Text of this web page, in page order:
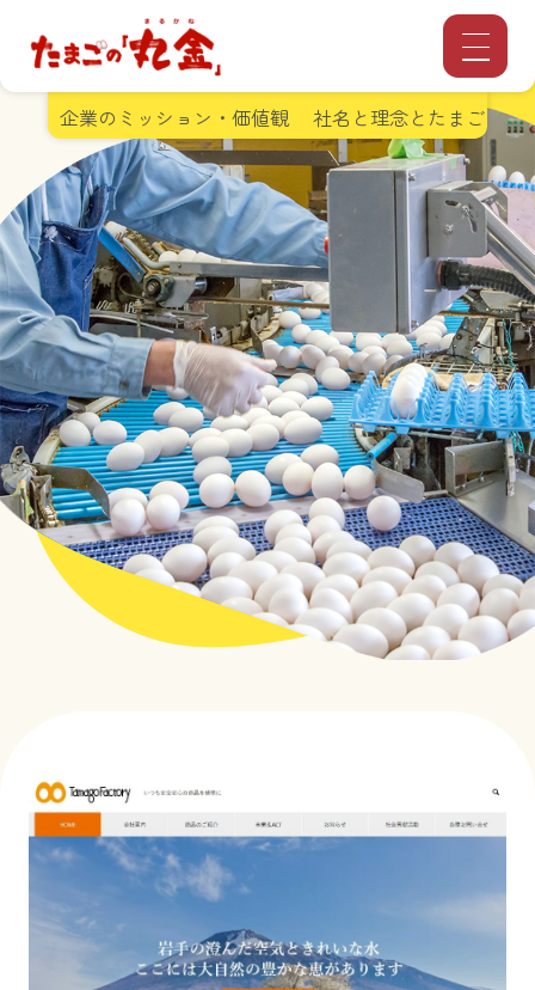
企業のミッション・価値観 社名と理念とたまごの不
グループ会社紹介